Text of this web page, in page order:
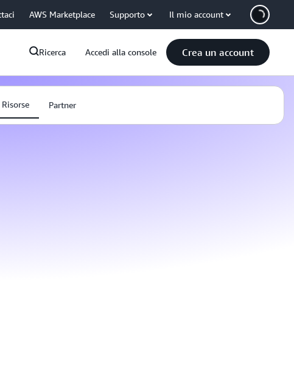
AWS Marketplace Supporto Il mio account
Ricerca Accedi alla console Crea un account
Risorse Partner